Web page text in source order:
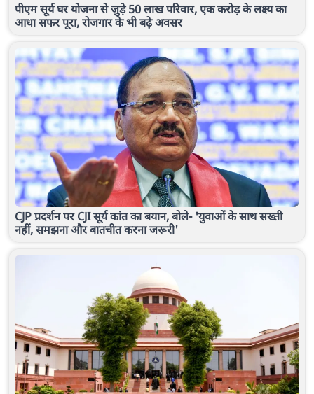
पीएम सूर्य घर योजना से जुड़े 50 लाख परिवार, एक करोड़ के लक्ष्य का
आधा सफर पूरा, रोजगार के भी बढ़े अवसर
CJP प्रदर्शन पर CJI सूर्य कांत का बयान, बोले- 'युवाओं के साथ सख्ती
नहीं, समझना और बातचीत करना जरूरी'